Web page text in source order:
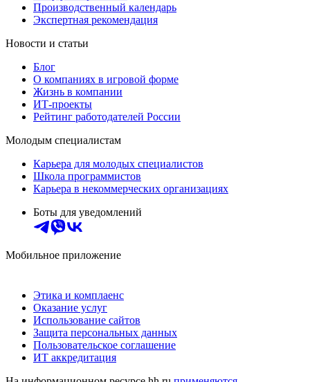
Производственный календарь
Экспертная рекомендация
Новости и статьи
Блог
О компаниях в игровой форме
Жизнь в компании
ИТ-проекты
Рейтинг работодателей России
Молодым специалистам
Карьера для молодых специалистов
Школа программистов
Карьера в некоммерческих организациях
Боты для уведомлений
Мобильное приложение
Этика и комплаенс
Оказание услуг
Использование сайтов
Защита персональных данных
Пользовательское соглашение
ИТ аккредитация